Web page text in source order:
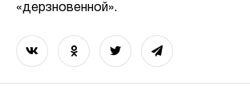
«дерзновенной».